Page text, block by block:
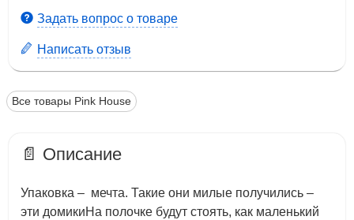
Задать вопрос о товаре
Написать отзыв
Все товары Pink House
📄 Описание
Упаковка – мечта. Такие они милые получились –
эти домикиНа полочке будут стоять, как маленький